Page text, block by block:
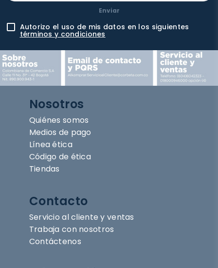
Enviar
Autorizo el uso de mis datos en los siguientes
términos y condiciones
Nosotros
Quiénes somos
Medios de pago
Línea ética
Código de ética
Tiendas
Contacto
Servicio al cliente y ventas
Trabaja con nosotros
Contáctenos